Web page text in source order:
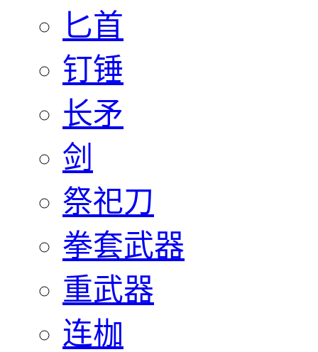
匕首
钉锤
长矛
剑
祭祀刀
拳套武器
重武器
连枷